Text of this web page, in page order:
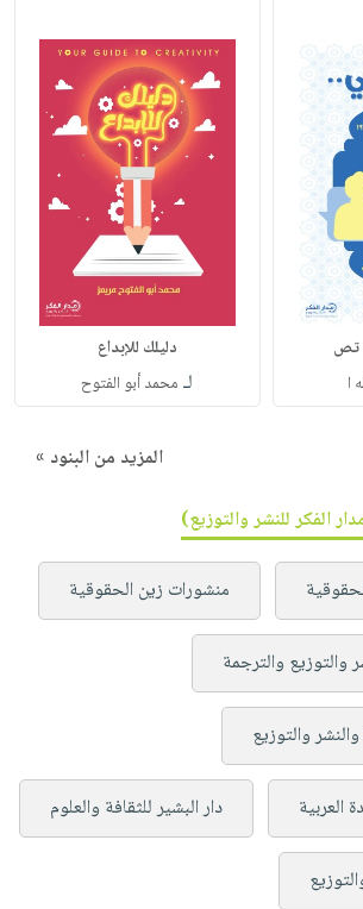
تص
ا
دليلك للإبداع
لـ محمد أبو الفتوح
المزيد من البنود »
الفكر للنشر والتوزيع)
منشورات زين الحقوقية
والتوزيع والترجمة
والتوزيع
العربية دار البشير للثقافة والعلوم